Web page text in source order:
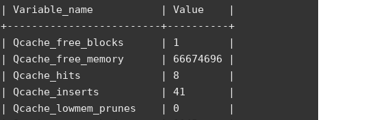
| Variable_name           | Value    |
+-------------------------+----------+
| Qcache_free_blocks      | 1        |
| Qcache_free_memory      | 66674696 |
| Qcache_hits             | 8        |
| Qcache_inserts          | 41       |
| Qcache_lowmem_prunes    | 0        |